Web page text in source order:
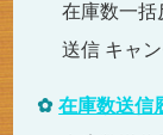
在庫数一括
送信 キャ
在庫数送信